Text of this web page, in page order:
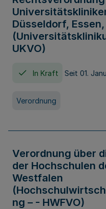
Düsseldorf,
UKVO)
In Kraft Seit 01.
Verordnung
Verordnung über
der Hochschulen
Westfalen
ng – - HWFVO)